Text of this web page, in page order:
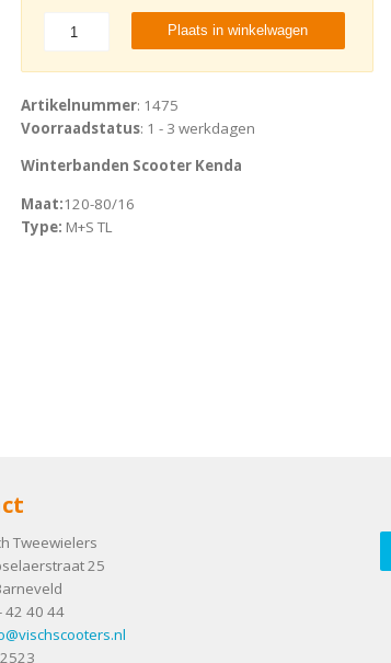
Plaats in winkelwagen
Artikelnummer: 1475
Voorraadstatus: 1 - 3 werkdagen
Winterbanden Scooter Kenda
Maat:120-80/16
Type: M+S TL
Tweewielers
25
42 40 44